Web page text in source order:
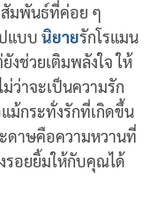
สัมพันธ์ที่ค่อย ๆ
แบบ นิยายรักโรแมน
งช่วยเติมพลังใจ ให้
ว่าจะเป็นความรัก
ม้กระทั่งรักที่เกิดขึ้น
ดาษคือความหวานที่
รอยยิ้มให้กับคุณได้